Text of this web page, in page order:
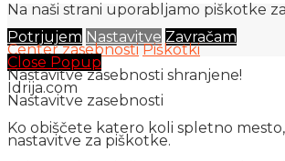
Na naši strani uporabljamo piškotke
Potrjujem Nastavitve Zavračam
Center zasebnosti Piškotki
Close Popup
Nastavitve zasebnosti shranjene!
Idrija.com
Nastavitve zasebnosti
Ko obiščete katero koli spletno
nastavitve za piškotke.